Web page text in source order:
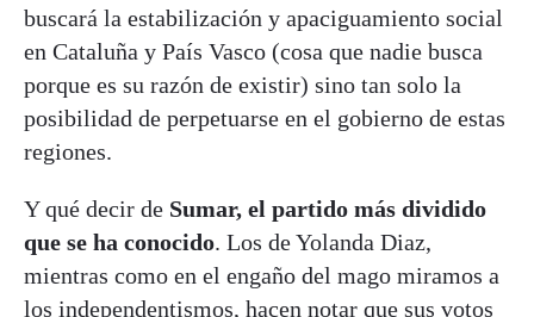
buscará la estabilización y apaciguamiento social
en Cataluña y País Vasco (cosa que nadie busca
porque es su razón de existir) sino tan solo la
posibilidad de perpetuarse en el gobierno de estas
regiones.
Y qué decir de Sumar, el partido más dividido
que se ha conocido. Los de Yolanda Diaz,
mientras como en el engaño del mago miramos a
los independentismos, hacen notar que sus votos